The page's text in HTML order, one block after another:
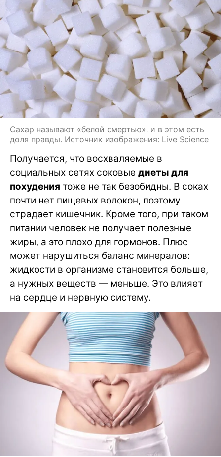
Сахар называют «белой смертью», и в этом есть
доля правды. Источник изображения: Live Science
Получается, что восхваляемые в
социальных сетях соковые диеты для
похудения тоже не так безобидны. В соках
почти нет пищевых волокон, поэтому
страдает кишечник. Кроме того, при таком
питании человек не получает полезные
жиры, а это плохо для гормонов. Плюс
может нарушиться баланс минералов:
жидкости в организме становится больше,
а нужных веществ — меньше. Это влияет
на сердце и нервную систему.